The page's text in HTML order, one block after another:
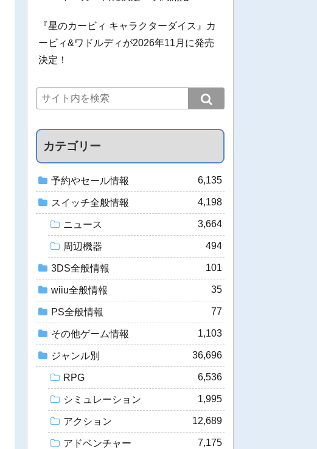
『星のカービィ キャラクターダイス』カ
ービィ&ワドルディが2026年11月に発売
決定！
カテゴリー
予約やセール情報 6,135
スイッチ全般情報 4,198
ニュース 3,664
周辺機器 494
3DS全般情報 101
wiiu全般情報 35
PS全般情報 77
その他ゲーム情報 1,103
ジャンル別 36,696
RPG 6,536
シミュレーション 1,995
アクション 12,689
アドベンチャー 7,175